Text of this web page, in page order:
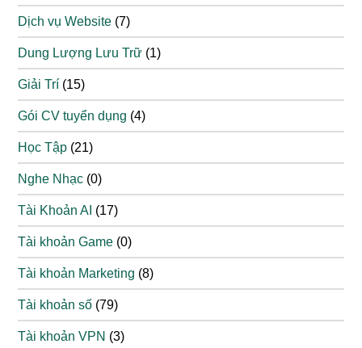
Dịch vụ Website (7)
Dung Lượng Lưu Trữ (1)
Giải Trí (15)
Gói CV tuyển dụng (4)
Học Tập (21)
Nghe Nhạc (0)
Tài Khoản AI (17)
Tài khoản Game (0)
Tài khoản Marketing (8)
Tài khoản số (79)
Tài khoản VPN (3)